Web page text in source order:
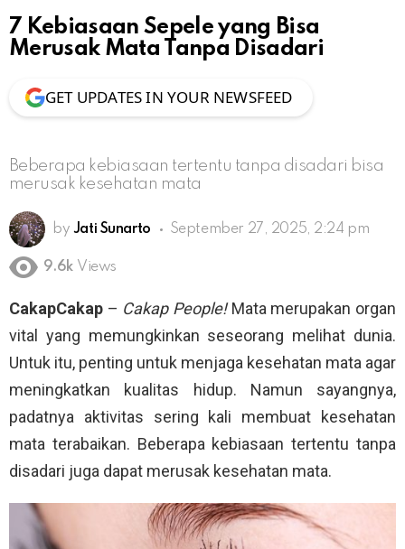
7 Kebiasaan Sepele yang Bisa
Merusak Mata Tanpa Disadari
GET UPDATES IN YOUR NEWSFEED
Beberapa kebiasaan tertentu tanpa disadari bisa
merusak kesehatan mata
by Jati Sunarto September 27, 2025, 2:24 pm
9.6k Views
CakapCakap – Cakap People!Mata merupakan organ
vital yang memungkinkan seseorang melihat dunia.
Untuk itu, penting untuk menjaga kesehatan mata agar
meningkatkan kualitas hidup. Namun sayangnya,
padatnya aktivitas sering kali membuat kesehatan
mata terabaikan. Beberapa kebiasaan tertentu tanpa
disadari juga dapat merusak kesehatan mata.